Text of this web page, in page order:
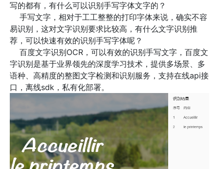
写的都有，有什么可以识别手写字体文字的？
手写文字，相对于工工整整的打印字体来说，确实不容
易识别，这对文字识别要求比较高，有什么文字识别推
荐，可以快速有效的识别手写字体呢？
百度文字识别OCR，可以有效的识别手写文字，百度文
字识别是基于业界领先的深度学习技术，提供多场景、多
语种、高精度的整图文字检测和识别服务，支持在线api接
口，离线sdk，私有化部署。